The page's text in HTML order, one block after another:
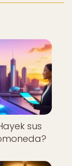
sus